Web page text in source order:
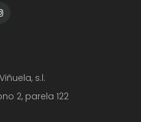
s.l.
2, parela 122